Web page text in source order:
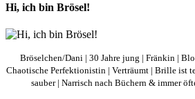
Hi, ich bin Brösel!
Bröselchen/Dani | 30 Jahre jung | Fränkin |
Chaotische Perfektionistin | Verträumt | Brille ist
sauber | Narrisch nach Büchern & immer